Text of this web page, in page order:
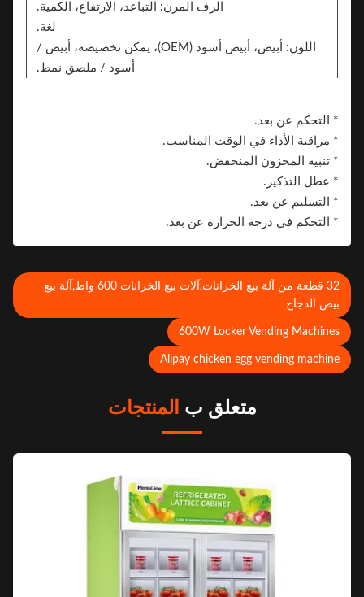
الرف المرن: التباعد، الارتفاع، الكمية.
اللون: أبيض، أبيض أسود (OEM)، يمكن تخصيصه، أبيض /
أسود / ملصق نمط.
* التحكم عن بعد.
* مراقبة الأداء في الوقت المناسب.
* تنبيه المخزون المنخفض.
* عطل التذكير.
* التسليم عن بعد.
* التحكم في درجة الحرارة عن بعد.
32 قطعة من آلة بيع الخزانات,آلات بيع الخزانات 600 واط,آلة بيع
الدجاج
600W Locker Vending
Alipay chicken egg vending
متعلق ب المنتجات